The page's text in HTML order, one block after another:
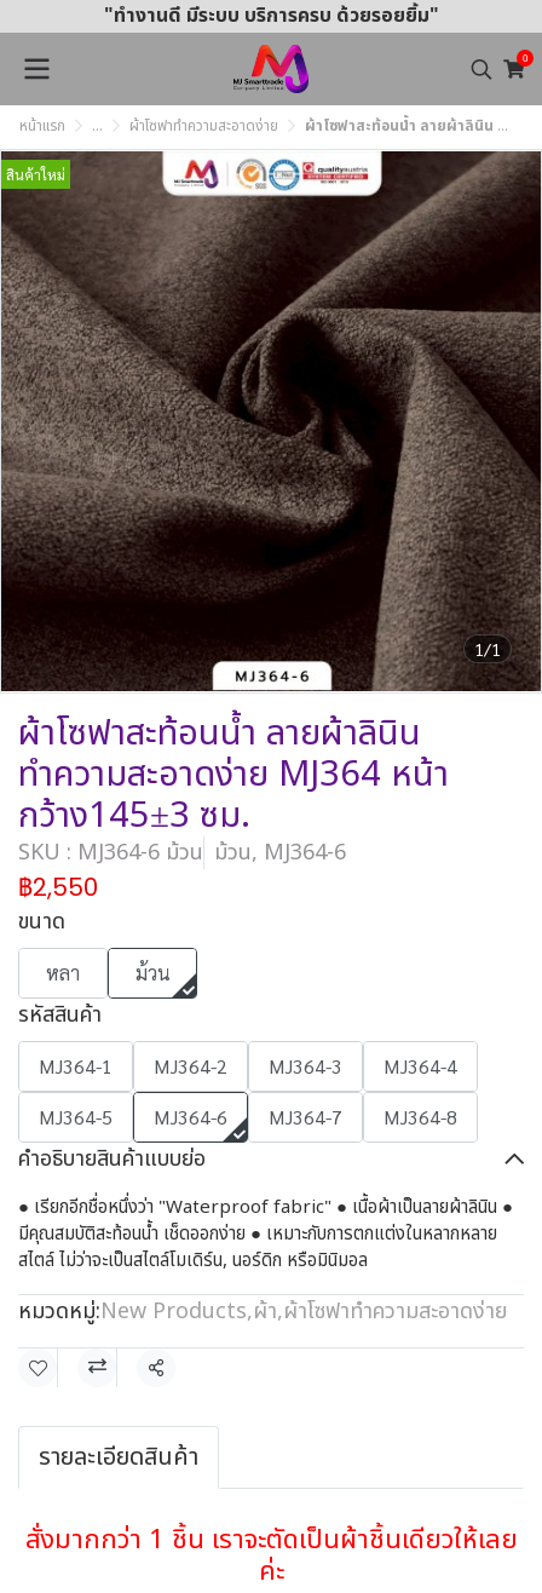
"ทำงานดี มีระบบ บริการครบ ด้วยรอยยิ้ม"
0
หน้าแรก ... ผ้าโซฟาทำความสะอาดง่าย ผ้าโซฟาสะท้อนน้ำ ลายผ้าลินิน ทำความสะอาดง่าย MJ364 หน้ากว้าง145±3 ซม.
1/1
สินค้าใหม่
ผ้าโซฟาสะท้อนน้ำ ลายผ้าลินิน
ทำความสะอาดง่าย MJ364 หน้า
กว้าง145±3 ซม.
SKU : MJ364-6 ม้วน ม้วน, MJ364-6
฿2,550
ขนาด
หลา ม้วน
รหัสสินค้า
MJ364-1 MJ364-2 MJ364-3
MJ364-4
MJ364-5
MJ364-6 MJ364-7 MJ364-8
คำอธิบายสินค้าแบบย่อ
● เรียกอีกชื่อหนึ่งว่า "Waterproof fabric" ● เนื้อผ้าเป็นลายผ้าลินิน ●
มีคุณสมบัติสะท้อนน้ำ เช็ดออกง่าย ● เหมาะกับการตกแต่งในหลากหลาย
สไตล์ ไม่ว่าจะเป็นสไตล์โมเดิร์น, นอร์ดิก หรือมินิมอล
หมวดหมู่:New Products,ผ้า,ผ้าโซฟาทำความสะอาดง่าย
แชร์
รายละเอียดสินค้า
สั่งมากกว่า 1 ชิ้น เราจะตัดเป็นผ้าชิ้นเดียวให้เลย
ค่ะ